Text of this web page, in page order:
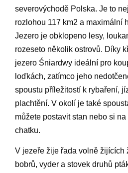
severovýchodě Polska. Je to
rozlohou 117 km2 a maximální
Jezero je obklopeno lesy,
rozeseto několik ostrovů. Díky
jezero Śniardwy ideální pro
loďkách, zatímco jeho
spoustu příležitostí k rybaření,
plachtění. V okolí je také
můžete postavit stan nebo si
chatku.
V jezeře žije řada volně žijících
bobrů, vyder a stovek druhů